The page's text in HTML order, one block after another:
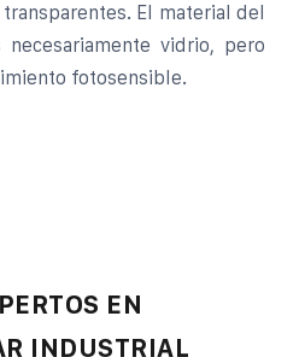
El material del
vidrio, pero
fotosensible.
EN
INDUSTRIAL